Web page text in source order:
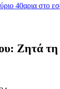
40αρια στο
Ζητά